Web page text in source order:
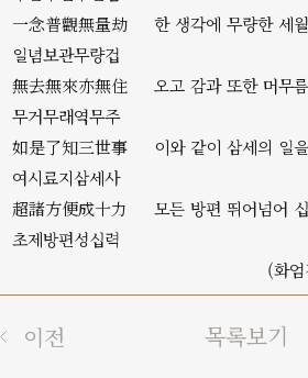
一念普觀無量劫
한 생각에 무량한 세
일념보관무량겁
無去無來亦無住
오고 감과 또한 머무
무거무래역무주
如是了知三世事
이와 같이 삼세의 일
여시료지삼세사
超諸方便成十力
모든 방편 뛰어넘어
초제방편성십력
(화
이전 목록보기